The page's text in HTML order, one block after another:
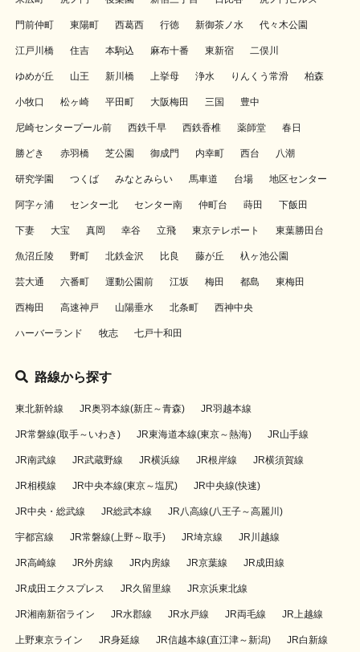
門前仲町 東陽町 西葛西 行徳 新御茶ノ水 代々木公園
江戸川橋 住吉 本駒込 麻布十番 東新宿 二俣川
ゆめが丘 山王 新川橋 上挙母 浄水 りんくう常滑 柏森
小牧口 松ヶ崎 平田町 大阪梅田 三国 豊中
尼崎センタープール前 西鉄千早 西鉄香椎 薬師堂 春日
勝どき 赤羽橋 芝公園 御成門 内幸町 西台 八潮
研究学園 つくば みなとみらい 馬車道 台場 地区センター
阿字ヶ浦 センター北 センター南 仲町台 蒔田 下飯田
下妻 大宝 真岡 幸谷 立飛 東京テレポート 東葉勝田台
魚沼丘陵 野町 北鉄金沢 比良 藤が丘 杁ヶ池公園
芸大通 六番町 運動公園前 江坂 梅田 都島 東梅田
西梅田 高速神戸 山陽垂水 北条町 西神中央
ハーバーランド 牧志 七戸十和田
路線から探す
東北新幹線 JR奥羽本線(新庄～青森) JR羽越本線
JR常磐線(取手～いわき) JR東海道本線(東京～熱海) JR山手線
JR南武線 JR武蔵野線 JR横浜線 JR根岸線 JR横須賀線
JR相模線 JR中央本線(東京～塩尻) JR中央線(快速)
JR中央・総武線 JR総武本線 JR八高線(八王子～高麗川)
宇都宮線 JR常磐線(上野～取手) JR埼京線 JR川越線
JR高崎線 JR外房線 JR内房線 JR京葉線 JR成田線
JR成田エクスプレス JR久留里線 JR京浜東北線
JR湘南新宿ライン JR水郡線 JR水戸線 JR両毛線 JR上越線
上野東京ライン JR身延線 JR信越本線(直江津～新潟) JR白新線